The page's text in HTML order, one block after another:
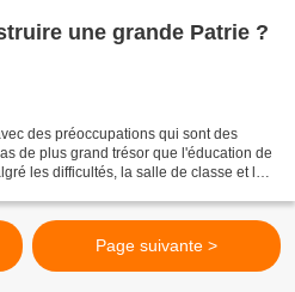
une grande Patrie ?
des préoccupations qui sont des
de plus grand trésor que l'éducation de
les difficultés, la salle de classe et le
Page suivante >